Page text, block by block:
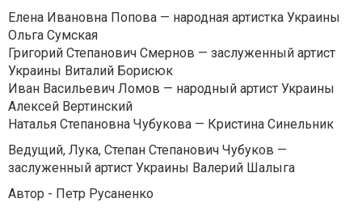
Елена Ивановна Попова — народная артистка Украины
Ольга Сумская
Григорий Степанович Смернов — заслуженный артист
Украины Виталий Борисюк
Иван Васильевич Ломов — народный артист Украины
Алексей Вертинский
Наталья Степановна Чубукова — Кристина Синельник
Ведущий, Лука, Степан Степанович Чубуков —
заслуженный артист Украины Валерий Шалыга
Автор - Петр Русаненко